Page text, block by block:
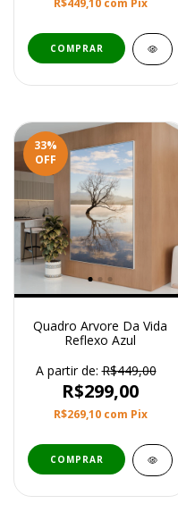
R$449,10 com Pix
COMPRAR
33%
OFF
Quadro Arvore Da Vida
Reflexo Azul
A partir de:R$449,00
R$299,00
R$269,10 com Pix
COMPRAR